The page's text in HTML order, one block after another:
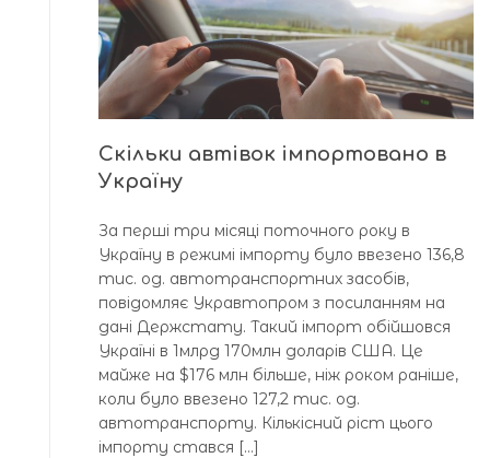
Скільки автівок імпортовано в
Україну
За перші три місяці поточного року в
Україну в режимі імпорту було ввезено 136,8
тис. од. автотранспортних засобів,
повідомляє Укравтопром з посиланням на
дані Держстату. Такий імпорт обійшовся
Україні в 1млрд 170млн доларів США. Це
майже на $176 млн більше, ніж роком раніше,
коли було ввезено 127,2 тис. од.
автотранспорту. Кількісний ріст цього
імпорту стався […]